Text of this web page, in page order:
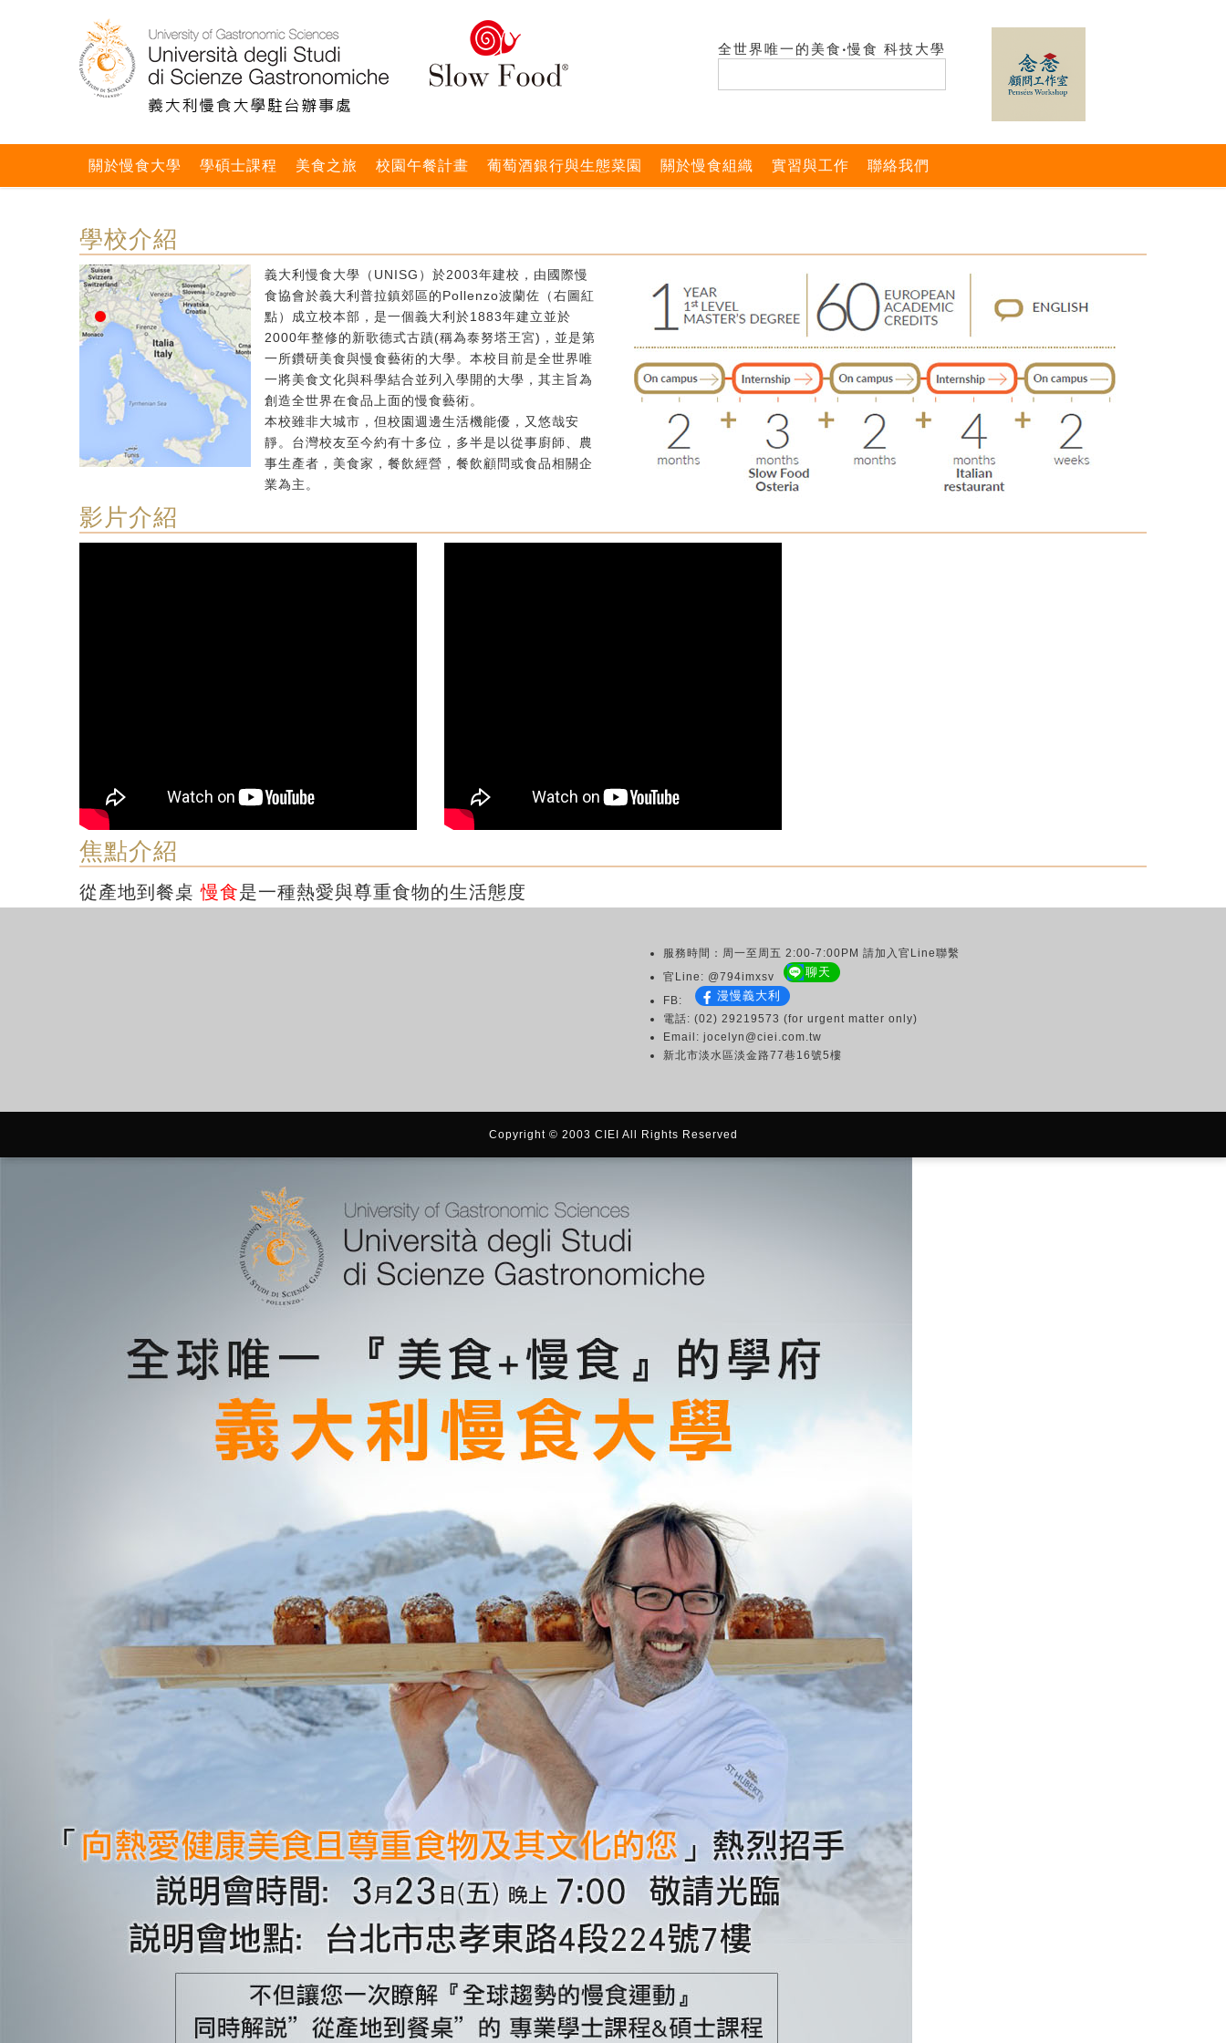
全世界唯一的美食‧慢食 科技大學
關於慢食大學 學碩士課程 美食之旅 校園午餐計畫 葡萄酒銀行與生態菜園 關於慢食組織 實習與工作 聯絡我們
學校介紹
義大利慢食大學（UNISG）於2003年建校，由國際慢
食協會於義大利普拉鎮郊區的Pollenzo波蘭佐（右圖紅
點）成立校本部，是一個義大利於1883年建立並於
2000年整修的新歌德式古蹟(稱為泰努塔王宮)，並是第
一所鑽研美食與慢食藝術的大學。本校目前是全世界唯
一將美食文化與科學結合並列入學開的大學，其主旨為
創造全世界在食品上面的慢食藝術。
本校雖非大城市，但校園週邊生活機能優，又悠哉安
靜。台灣校友至今約有十多位，多半是以從事廚師、農
事生產者，美食家，餐飲經營，餐飲顧問或食品相關企
業為主。
影片介紹
焦點介紹
從產地到餐桌慢食是一種熱愛與尊重食物的生活態度
服務時間：周一至周五 2:00-7:00PM 請加入官Line聯繫
官Line: @794imxsv
聊天
FB: 漫慢義大利
電話: (02) 29219573 (for urgent matter only)
Email: jocelyn@ciei.com.tw
新北市淡水區淡金路77巷16號5樓
Copyright © 2003 CIEI All Rights Reserved